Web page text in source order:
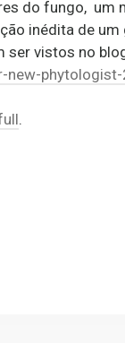
do fungo, um
inédita de um
ser vistos no
new-
.